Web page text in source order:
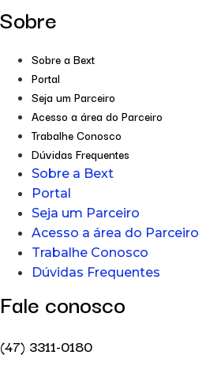
Sobre
Sobre a Bext
Portal
Seja um Parceiro
Acesso a área do Parceiro
Trabalhe Conosco
Dúvidas Frequentes
Sobre a Bext
Portal
Seja um Parceiro
Acesso a área do Parceiro
Trabalhe Conosco
Dúvidas Frequentes
Fale conosco
(47) 3311-0180